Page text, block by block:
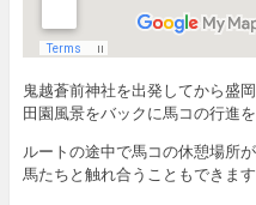
鬼越蒼前神社を出発してから盛
田園風景をバックに馬コの行進
ルートの途中で馬コの休憩場所が
馬たちと触れ合うこともできます